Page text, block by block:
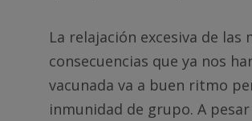
La relajación excesiva de
consecuencias que ya nos
vacunada va a buen ritmo
inmunidad de grupo. A